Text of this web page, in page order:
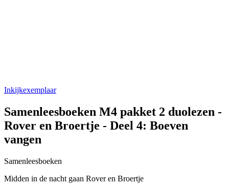
Inkijkexemplaar
Samenleesboeken M4 pakket 2 duolezen -
Rover en Broertje - Deel 4: Boeven
vangen
Samenleesboeken
Midden in de nacht gaan Rover en Broertje